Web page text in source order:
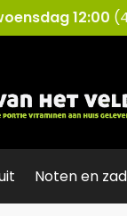
12:00
Noten en